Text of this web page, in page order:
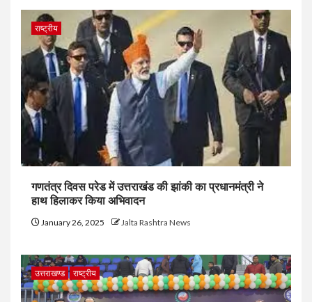
राष्ट्रीय
गणतंत्र दिवस परेड में उत्तराखंड की झांकी का प्रधानमंत्री ने
हाथ हिलाकर किया अभिवादन
January 26, 2025 Jalta Rashtra News
उत्तराखण्ड राष्ट्रीय